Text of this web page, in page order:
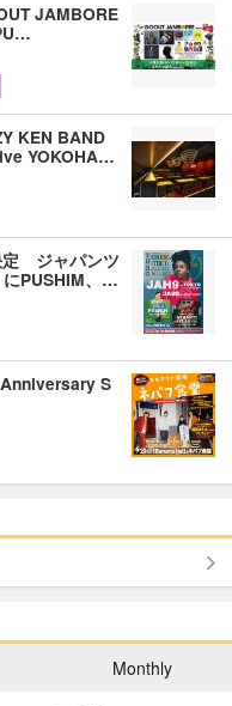
JAMBORE
KEN BAND
YOKOHA…
定 ジャパンツ
にPUSHIM、…
S
Monthly